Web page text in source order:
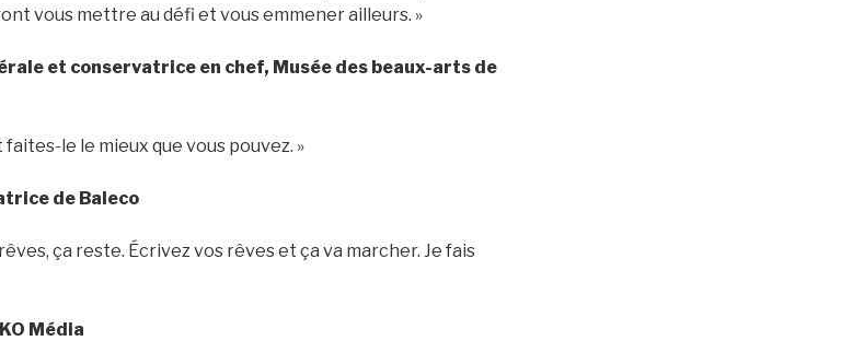
vous mettre au défi et vous emmener ailleurs. »
et conservatrice en chef, Musée des beaux-arts de
le le mieux que vous pouvez. »
de Baleco
ça reste. Écrivez vos rêves et ça va marcher. Je fais
Média